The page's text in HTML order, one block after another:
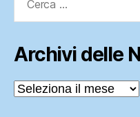
Archivi delle
Archivi
delle